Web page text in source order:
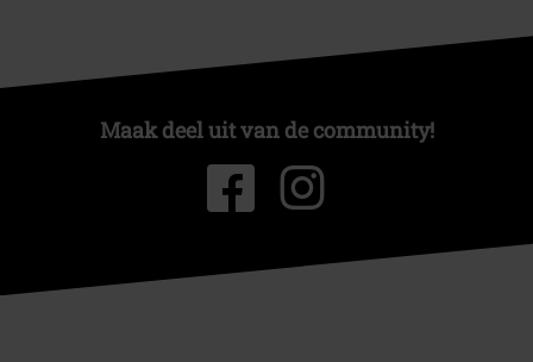
Maak deel uit van de community!